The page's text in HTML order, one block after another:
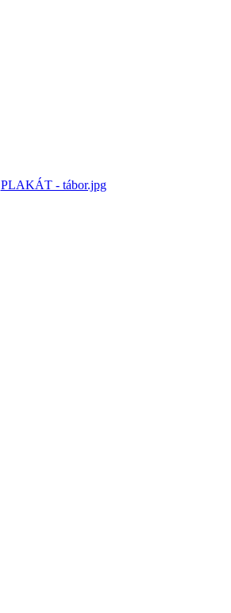
PLAKÁT - tábor.jpg